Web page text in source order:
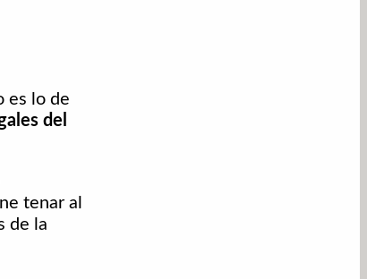
es lo de
del
tenar al
de la